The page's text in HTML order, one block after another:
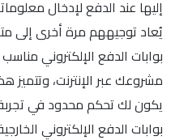
إليها عند الدفع لإدخال
يُعاد توجيههم مرة أخرى إلى
بوابات الدفع الإلكتروني
مشروعك عبر الإنترنت، وتتميز
يكون لك تحكم محدود في تجربة